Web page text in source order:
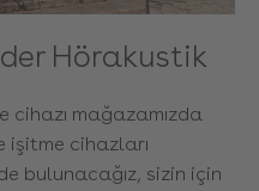
Hörakustik
cihazı mağazamızda
işitme cihazları
bulunacağız, sizin için